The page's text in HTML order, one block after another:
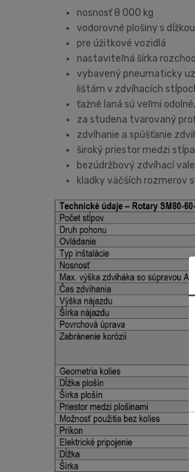
nosnosť 8 000 kg
vodorovné plošiny s
pre úžitkové vozidlá
nastaviteľná šírka
vybavený pneumaticky
lištám v zdvíhacích
ťažné laná sú veľmi
za studena tvarovaný
zdvíhanie a spúšťanie
široký priestor medzi
bezúdržbový zdvíhací
kladky väčších rozmerov